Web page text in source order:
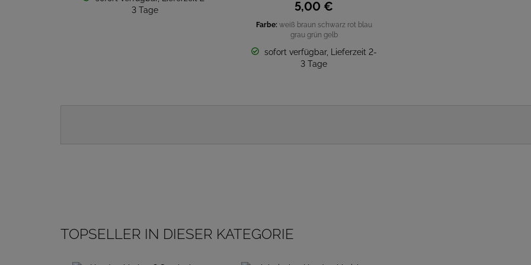
3 Tage
5,00 €
Farbe: weiß braun schwarz rot blau
grau grün gelb
sofort verfügbar, Lieferzeit 2-
3 Tage
TOPSELLER IN DIESER KATEGORIE